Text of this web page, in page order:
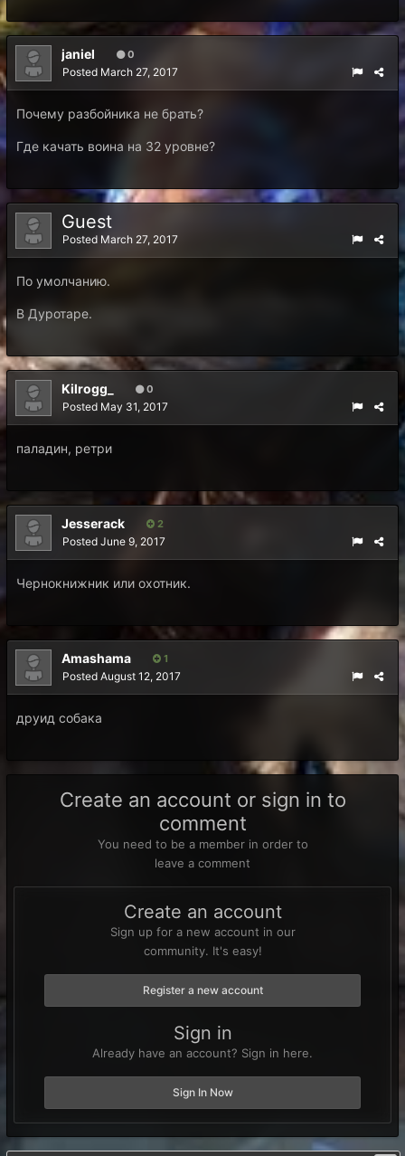
janiel 0
Posted March 27, 2017
Почему разбойника не брать?
Где качать воина на 32 уровне?
Guest
Posted March 27, 2017
По умолчанию.
В Дуротаре.
Kilrogg_ 0
Posted May 31, 2017
паладин, ретри
Jesserack 2
Posted June 9, 2017
Чернокнижник или охотник.
Amashama 1
Posted August 12, 2017
друид собака
Create an account or sign in to
comment
You need to be a member in order to
leave a comment
Create an account
Sign up for a new account in our
community. It's easy!
Register a new account
Sign in
Already have an account? Sign in here.
Sign In Now